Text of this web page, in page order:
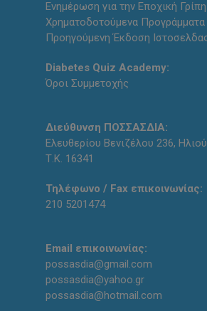
Ενημέρωση για την Εποχική Γρίπη
Χρηματοδοτούμενα Προγράμματα
Προηγούμενη Έκδοση
Diabetes Quiz Academy:
Όροι Συμμετοχής
Διεύθυνση ΠΟΣΣΑΣΔΙΑ:
Ελευθερίου Βενιζέλου 236,
Τ.Κ. 16341
Τηλέφωνο / Fax επικοινωνίας:
210 5201474
Email επικοινωνίας:
possasdia@gmail.com
possasdia@yahoo.gr
possasdia@hotmail.com